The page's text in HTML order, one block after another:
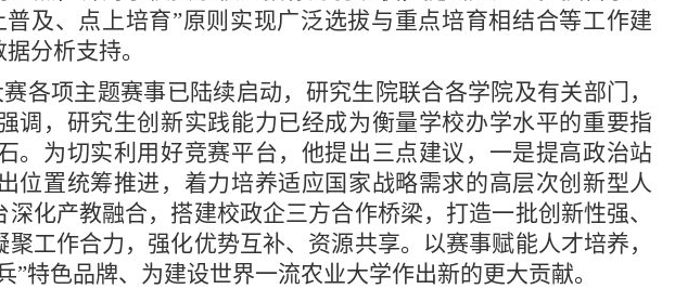
及、点上培育”原则实现广泛选拔与重点培育相结合等工作建
分析支持。
各项主题赛事已陆续启动，研究生院联合各学院及有关部门，
调，研究生创新实践能力已经成为衡量学校办学水平的重要指
。为切实利用好竞赛平台，他提出三点建议，一是提高政治站
位置统筹推进，着力培养适应国家战略需求的高层次创新型人
化产教融合，搭建校政企三方合作桥梁，打造一批创新性强、
工作合力，强化优势互补、资源共享。以赛事赋能人才培养，
特色品牌、为建设世界一流农业大学作出新的更大贡献。